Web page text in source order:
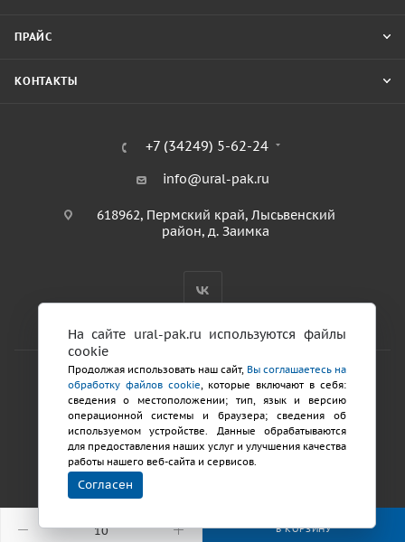
В КОРЗИНУ
ПРАЙС
КОНТАКТЫ
+7 (34249) 5-62-24
info@ural-pak.ru
618962, Пермский край, Лысьвенский
район, д. Заимка
2026 © ООО «ТД Урал ПАК»
Политика конфиденциальности
Разработка сайтов
На сайте ural-pak.ru используются файлы
cookie
Продолжая использовать наш сайт, Вы соглашаетесь на
обработку файлов cookie , которые включают в себя:
сведения о местоположении; тип, язык и версию
операционной системы и браузера; сведения об
используемом устройстве. Данные обрабатываются
для предоставления наших услуг и улучшения качества
работы нашего веб-сайта и сервисов.
Согласен